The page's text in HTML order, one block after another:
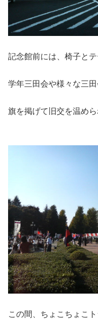
記念館前には、椅子とテ
学年三田会や様々な三
旗を掲げて旧交を温めら
この間、ちょこちょこ